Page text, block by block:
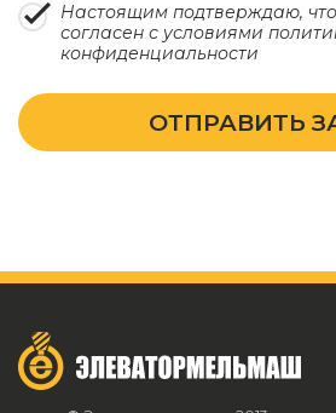
Настоящим подтверждаю,
согласен с условиями
конфиденциальности
ОТПРАВИТЬ